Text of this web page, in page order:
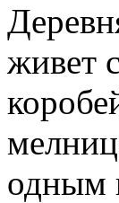
живет
одным